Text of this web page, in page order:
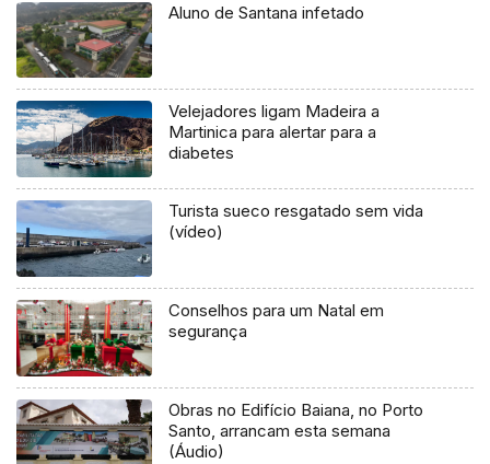
Aluno de Santana infetado
Velejadores ligam Madeira a
Martinica para alertar para a
diabetes
Turista sueco resgatado sem vida
(vídeo)
Conselhos para um Natal em
segurança
Obras no Edifício Baiana, no Porto
Santo, arrancam esta semana
(Áudio)